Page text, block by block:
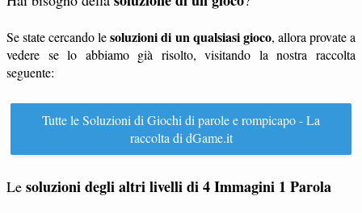
Se state cercando lesoluzioni di un qualsiasi gioco, allora provate a
vedere se lo abbiamo già risolto, visitando la nostra raccolta
seguente:
Tutte le Soluzioni di Giochi di parole e rompicapo - La
raccolta di dGame.it
Le soluzioni degli altri livelli di 4 Immagini 1 Parola